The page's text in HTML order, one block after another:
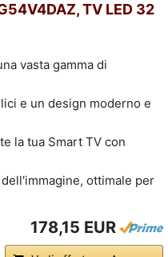
TV LED 32
vasta gamma di
e un design moderno e
la tua Smart TV con
ottimale per
178,15 EUR